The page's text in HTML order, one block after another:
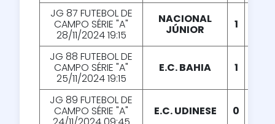
JG 87 FUTEBOL DE
CAMPO SÉRIE "A"
28/11/2024 19:15
NACIONAL
JÚNIOR 1
JG 88 FUTEBOL DE
CAMPO SÉRIE "A"
25/11/2024 19:15
E.C. BAHIA 1
JG 89 FUTEBOL DE
CAMPO SÉRIE "A" E.C. UDINESE 0